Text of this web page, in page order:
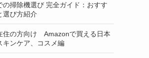
の掃除機選び 完全ガイド：おすす
選び方紹介
住の方向け Amazonで買える日本
キンケア、コスメ編